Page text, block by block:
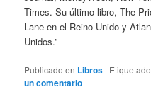
Times. Su último libro, The
Lane en el Reino Unido y
Unidos.”
Publicado en Libros | Etiquetado
un comentario